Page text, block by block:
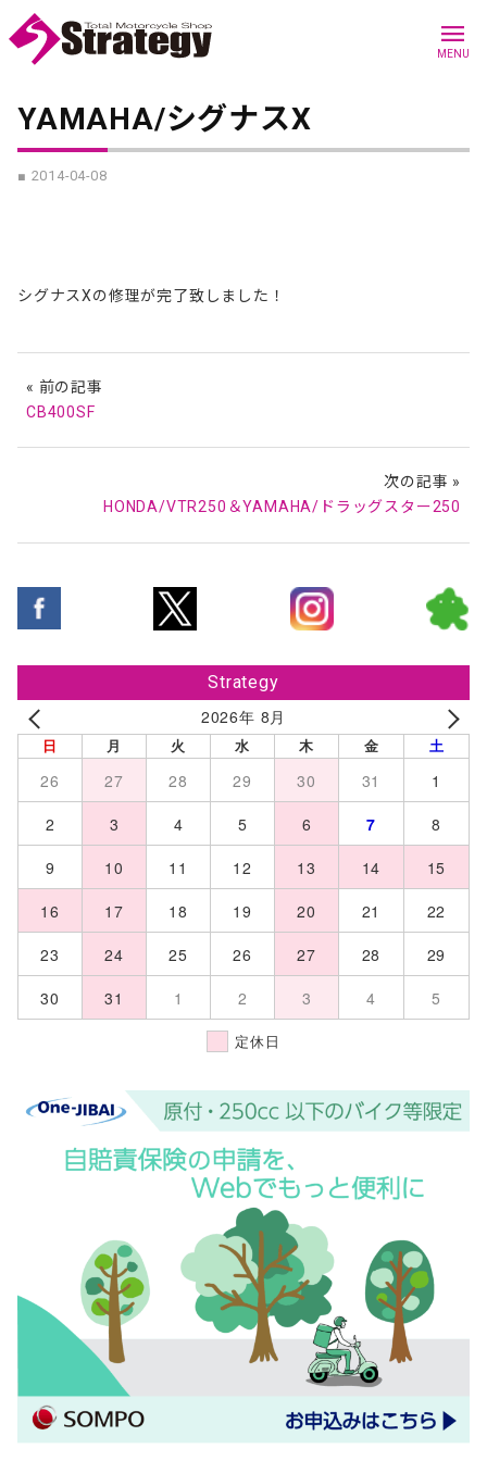
menu
MENU
Strategy
2026年 8月
日 月 火 水 木 金 土
26 27 28 29 30 31
1
2
3 4 5 6 7
8
9
10 11 12 13 14
15
16
17 18 19 20 21
22
23
24 25 26 27 28
29
30
31 1 2 3 4 5
定休日
YAMAHA/シグナスX
■ 2014-04-08
シグナスXの修理が完了致しました！
« 前の記事
CB400SF
次の記事 »
HONDA/VTR250＆YAMAHA/ドラッグスター250